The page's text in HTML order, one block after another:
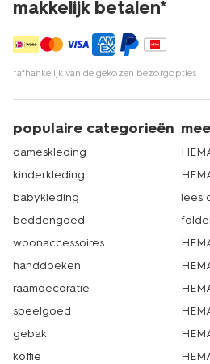
makkelijk betalen*
*afhankelijk van de gekozen bezorgopties
populaire categorieën
dameskleding
kinderkleding
babykleding
beddengoed
woonaccessoires
handdoeken
raamdecoratie
speelgoed
gebak
koffie
lees